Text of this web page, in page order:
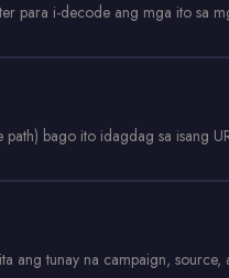
para i-decode ang mga ito sa
bago ito idagdag sa isang
ang tunay na campaign,